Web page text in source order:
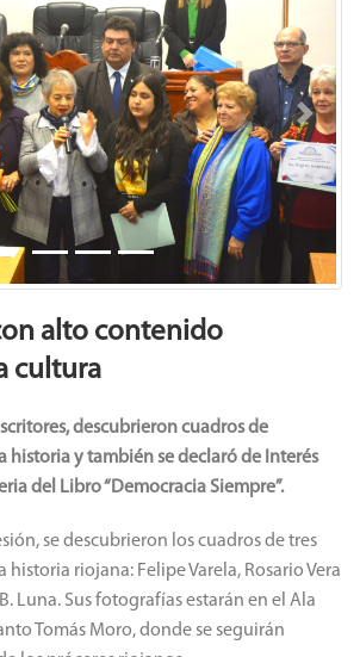
Next
alto contenido
cultura
descubrieron cuadros de
historia y también se declaró de Interés
del Libro “Democracia Siempre”.
se descubrieron los cuadros de tres
historia riojana: Felipe Varela, Rosario Vera
Luna. Sus fotografías estarán en el Ala
Tomás Moro, donde se seguirán